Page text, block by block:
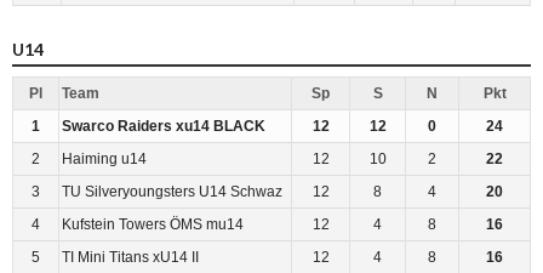
U14
Pl Team Sp S N
Pkt
1
Swarco Raiders xu14 BLACK 12 12 0
24
2
Haiming u14 12 10 2
22
3
TU Silveryoungsters U14 Schwaz 12 8 4
20
4
Kufstein Towers ÖMS mu14 12 4 8
16
5
TI Mini Titans xU14 II 12 4 8
16